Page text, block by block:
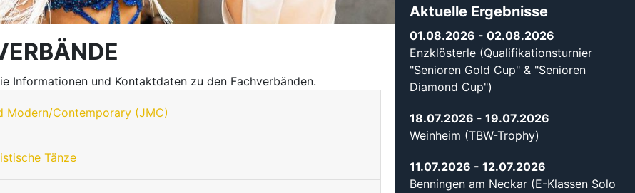
Informationen und Kontaktdaten zu den Fachverbänden.
Modern/Contemporary (JMC)
Tänze
Aktuelle Ergebnisse
01.08.2026 - 02.08.2026
Enzklösterle (Qualifikationsturnier
"Senioren Gold Cup" & "Senioren
Diamond Cup")
18.07.2026 - 19.07.2026
Weinheim (TBW-Trophy)
11.07.2026 - 12.07.2026
Benningen am Neckar (E-Klassen Solo